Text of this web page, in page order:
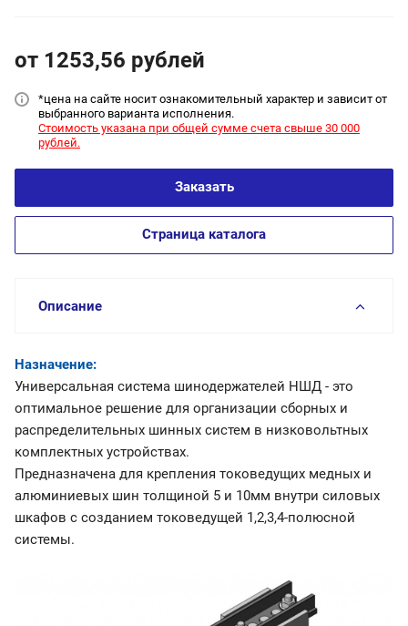
от 1253,56 рублей
*цена на сайте носит ознакомительный характер и зависит от
выбранного варианта исполнения.
Стоимость указана при общей сумме счета свыше 30 000
рублей.
Заказать
Страница каталога
Описание
Назначение:
Универсальная система шинодержателей НШД - это
оптимальное решение для организации сборных и
распределительных шинных систем в низковольтных
комплектных устройствах.
Предназначена для крепления токоведущих медных и
алюминиевых шин толщиной 5 и 10мм внутри силовых
шкафов с созданием токоведущей 1,2,3,4-полюсной
системы.